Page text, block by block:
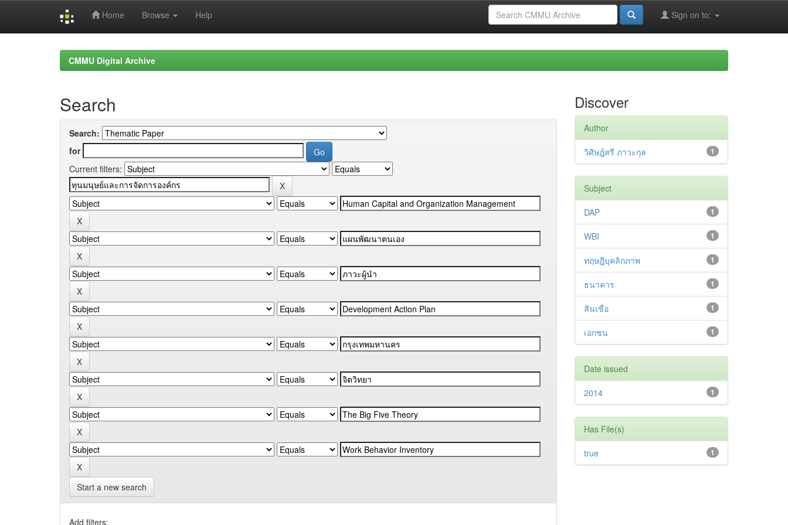
Home Browse Help Sign on to:
CMMU Digital Archive
Search
Search:
for
Current filters:
Start a new search
Add filters:
Discover
Author
1
วิศิษฎ์สรี ภาวะกุล
Subject
1
DAP
1
WBI
1
ทฤษฎีบุคลิกภาพ
1
ธนาคาร
1
สินเชื่อ
1
เอกชน
Date issued
1
2014
Has File(s)
1
true